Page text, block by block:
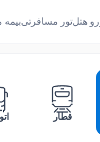
هتلتور مسافرتی
قطار